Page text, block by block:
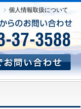
個人情報取扱について